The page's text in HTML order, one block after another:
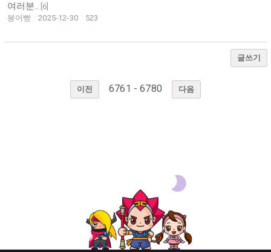
여러분.. 6
붕어빵
2025-12-30 523
글쓰기
이전 6761 - 6780 다음